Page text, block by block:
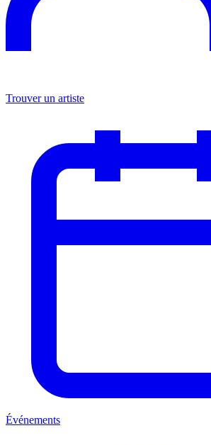
Trouver un artiste
Événements